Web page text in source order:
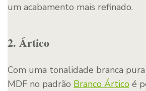
um acabamento mais refinado.
2. Ártico
Com uma tonalidade branca
MDF no padrão Branco Ártico é